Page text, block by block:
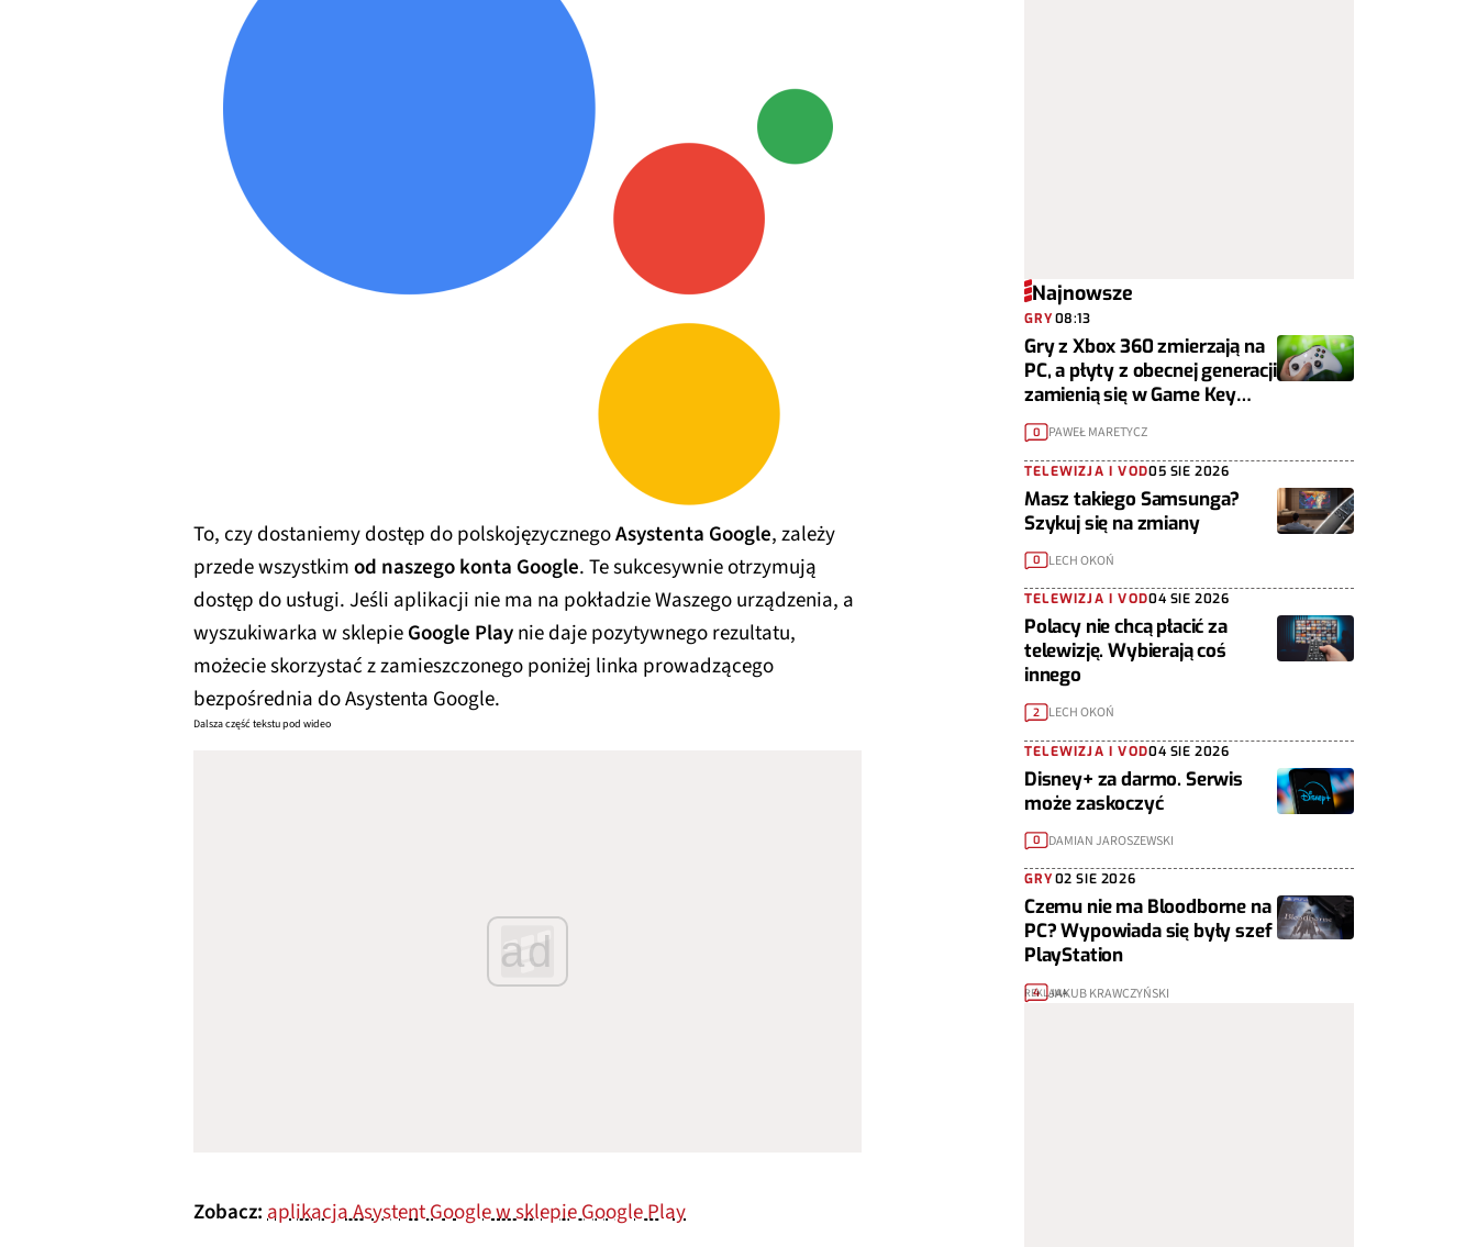
To, czy dostaniemy dostęp do polskojęzycznegoAsystenta Google, zależy
przede wszystkimod naszego konta Google. Te sukcesywnie otrzymują
dostęp do usługi. Jeśli aplikacji nie ma na pokładzie Waszego urządzenia, a
wyszukiwarka w sklepieGoogle Playnie daje pozytywnego rezultatu,
możecie skorzystać z zamieszczonego poniżej linka prowadzącego
bezpośrednia do Asystenta Google.
Dalsza część tekstu pod wideo
ad
Zobacz:aplikacja Asystent Google w sklepie Google Play
Najnowsze
GRY08:13
Gry z Xbox 360 zmierzają na
PC, a płyty z obecnej generacji
zamienią się w Game Key
Cardy
0 PAWEŁ MARETYCZ
TELEWIZJA I VOD05 SIE 2026
Masz takiego Samsunga?
Szykuj się na zmiany
0 LECH OKOŃ
TELEWIZJA I VOD04 SIE 2026
Polacy nie chcą płacić za
telewizję. Wybierają coś
innego
2 LECH OKOŃ
TELEWIZJA I VOD04 SIE 2026
Disney+ za darmo. Serwis
może zaskoczyć
0 DAMIAN JAROSZEWSKI
GRY02 SIE 2026
Czemu nie ma Bloodborne na
PC? Wypowiada się były szef
PlayStation
4 JAKUB KRAWCZYŃSKI